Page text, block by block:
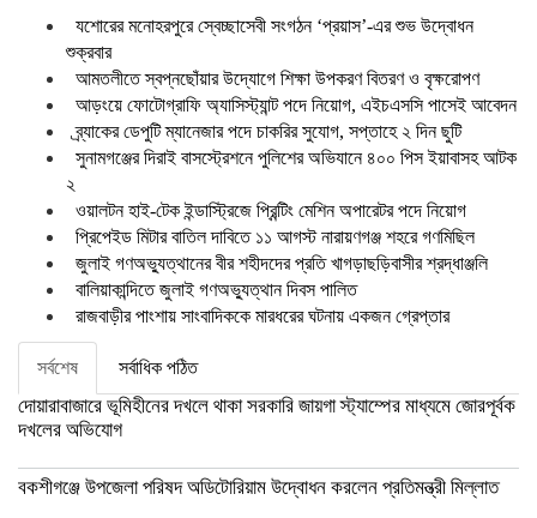
যশোরের মনোহরপুরে স্বেচ্ছাসেবী সংগঠন ‘প্রয়াস’-এর শুভ উদ্বোধন
শুক্রবার
আমতলীতে স্বপ্নছোঁয়ার উদ্যোগে শিক্ষা উপকরণ বিতরণ ও বৃক্ষরোপণ
আড়ংয়ে ফোটোগ্রাফি অ্যাসিস্ট্যান্ট পদে নিয়োগ, এইচএসসি পাসেই আবেদন
ব্র্যাকের ডেপুটি ম্যানেজার পদে চাকরির সুযোগ, সপ্তাহে ২ দিন ছুটি
সুনামগঞ্জের দিরাই বাসস্ট্রেশনে পুলিশের অভিযানে ৪০০ পিস ইয়াবাসহ আটক
২
ওয়ালটন হাই-টেক ইন্ডাস্ট্রিজে প্রিন্টিং মেশিন অপারেটর পদে নিয়োগ
প্রিপেইড মিটার বাতিল দাবিতে ১১ আগস্ট নারায়ণগঞ্জ শহরে গণমিছিল
জুলাই গণঅভ্যুত্থানের বীর শহীদদের প্রতি খাগড়াছড়িবাসীর শ্রদ্ধাঞ্জলি
বালিয়াকান্দিতে জুলাই গণঅভ্যুত্থান দিবস পালিত
রাজবাড়ীর পাংশায় সাংবাদিককে মারধরের ঘটনায় একজন গ্রেপ্তার
সর্বশেষ সর্বাধিক পঠিত
দোয়ারাবাজারে ভূমিহীনের দখলে থাকা সরকারি জায়গা স্ট্যাম্পের মাধ্যমে জোরপূর্বক
দখলের অভিযোগ
বকশীগঞ্জে উপজেলা পরিষদ অডিটোরিয়াম উদ্বোধন করলেন প্রতিমন্ত্রী মিল্লাত